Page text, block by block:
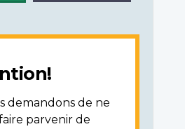
demandons de ne
parvenir de